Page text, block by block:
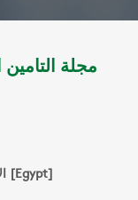
الامانة العامة لاتحاد الجامعات العربية [Egypt]